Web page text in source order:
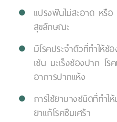
แปรงฟันไม่สะอาด หรื
สุขลักษณะ
มีโรคประจำตัวที่ทำให้
เช่น มะเร็งช่องปาก โ
อาการปากแห้ง
การใช้ยาบางชนิดที่ทำ
ยาแก้โรคซึมเศร้า